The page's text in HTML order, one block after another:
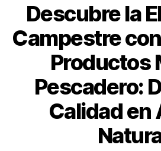
Descubre la
Campestre
Productos
Pescadero:
Calidad en